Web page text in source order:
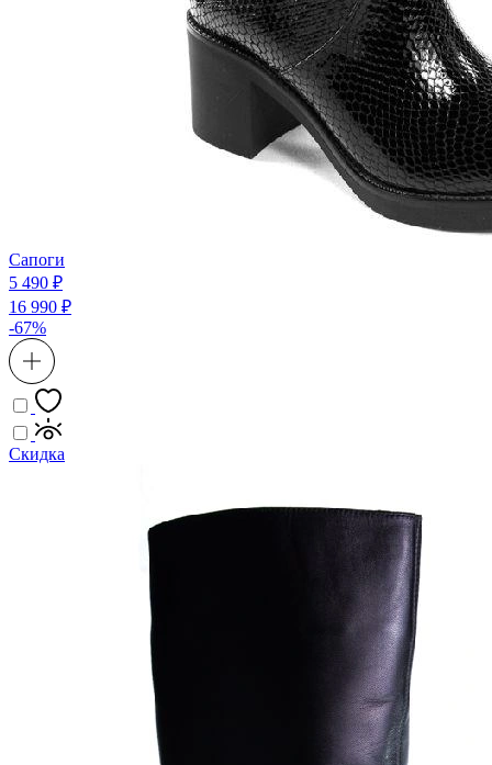
Сапоги
5 490 ₽
16 990 ₽
-67%
Скидка